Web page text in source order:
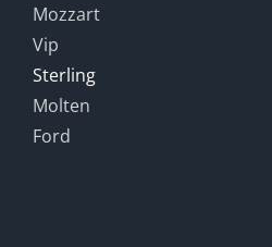
Mozzart
Vip
Sterling
Molten
Ford